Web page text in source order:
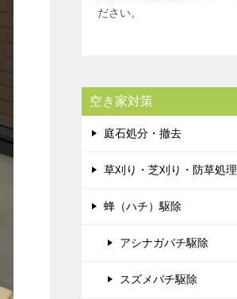
ださい。
空き家対策
庭石処分・撤去
草刈り・芝刈り・防草処理
蜂（ハチ）駆除
アシナガバチ駆除
スズメバチ駆除